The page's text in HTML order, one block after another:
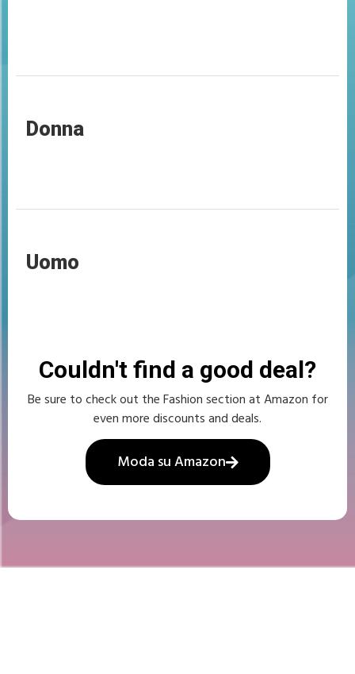
Donna
Uomo
Couldn't find a good deal?
Be sure to check out the Fashion section at Amazon for
even more discounts and deals.
Moda su Amazon